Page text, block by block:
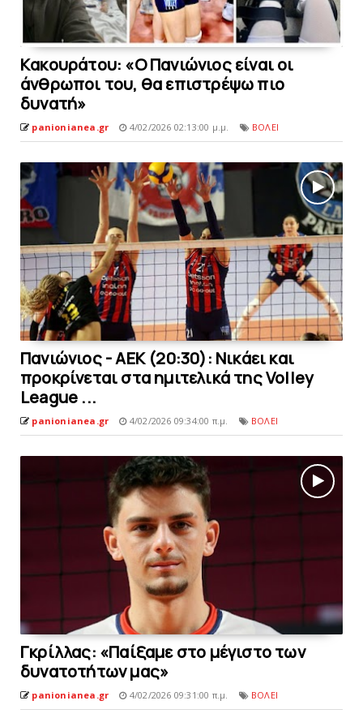
Kακουράτου: «Ο Πανιώνιος είναι οι
άνθρωποι του, θα επιστρέψω πιο
δυνατή»
panionianea.gr 4/02/2026 02:13:00 μ.μ. ΒΟΛΕΙ
Πανιώνιος - AEK (20:30): Νικάει και
προκρίνεται στα ημιτελικά της Volley
League ...
panionianea.gr 4/02/2026 09:34:00 π.μ. ΒΟΛΕΙ
Γκρίλλας: «Παίξαμε στo μέγιστο των
δυνατoτήτων μας»
panionianea.gr 4/02/2026 09:31:00 π.μ. ΒΟΛΕΙ